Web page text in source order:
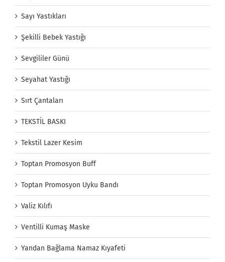
Sayı Yastıkları
Şekilli Bebek Yastığı
Sevgililer Günü
Seyahat Yastığı
Sırt Çantaları
TEKSTİL BASKI
Tekstil Lazer Kesim
Toptan Promosyon Buff
Toptan Promosyon Uyku Bandı
Valiz Kılıfı
Ventilli Kumaş Maske
Yandan Bağlama Namaz Kıyafeti